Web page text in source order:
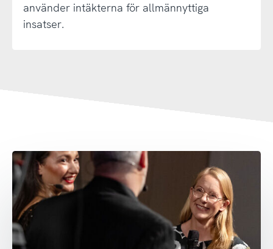
använder intäkterna för allmännyttiga
insatser.